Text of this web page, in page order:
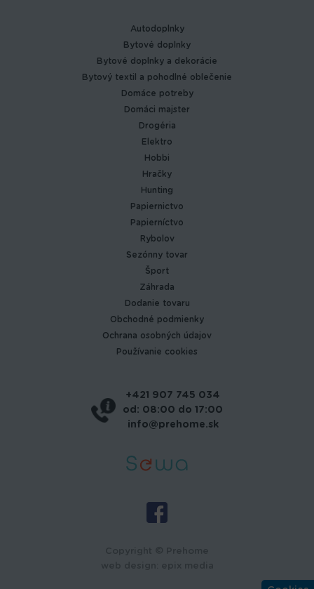
Autodoplnky
Bytové doplnky
Bytové doplnky a dekorácie
Bytový textil a pohodlné oblečenie
Domáce potreby
Domáci majster
Drogéria
Elektro
Hobbi
Hračky
Hunting
Papiernictvo
Papierníctvo
Rybolov
Sezónny tovar
Šport
Záhrada
Dodanie tovaru
Obchodné podmienky
Ochrana osobných údajov
Používanie cookies
+421 907 745 034
od: 08:00 do 17:00
info@prehome.sk